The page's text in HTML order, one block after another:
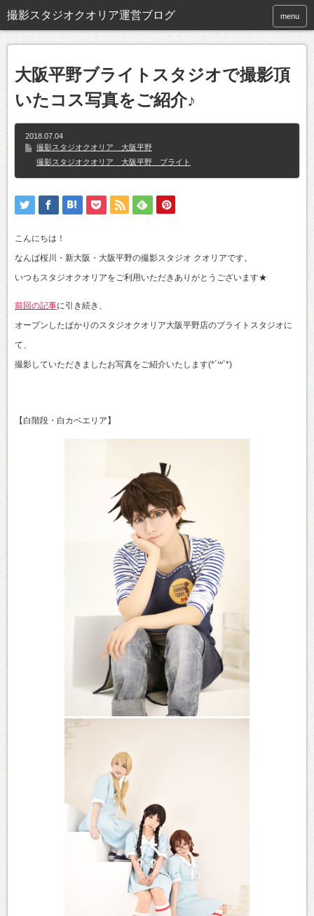
撮影スタジオクオリア運営ブログ menu
大阪平野ブライトスタジオで撮影頂
いたコス写真をご紹介♪
2018.07.04
撮影スタジオクオリア 大阪平野
撮影スタジオクオリア 大阪平野 ブライト
こんにちは！
なんば桜川・新大阪・大阪平野の撮影スタジオ クオリアです。
いつもスタジオクオリアをご利用いただきありがとうございます★
前回の記事に引き続き、
オープンしたばかりのスタジオクオリア大阪平野店のブライトスタジオに
て、
撮影していただきましたお写真をご紹介いたします(*´꒳`*)
【白階段・白カベエリア】